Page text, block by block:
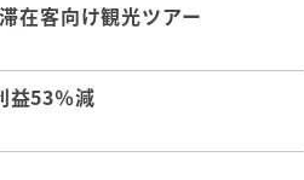
在客向け観光ツアー
益53％減